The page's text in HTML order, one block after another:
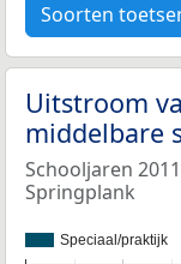
Soorten
Uitstroom
middelbare
Schooljaren
Springplank
Speciaal/praktijk